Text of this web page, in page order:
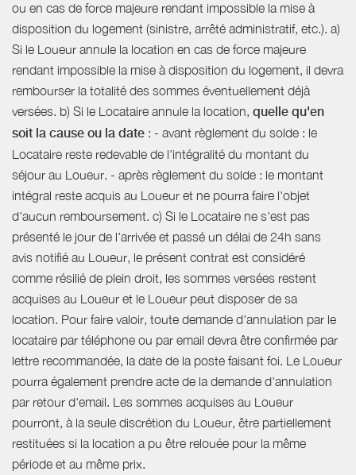
ou en cas de force majeure rendant impossible la mise à
disposition du logement (sinistre, arrêté administratif, etc.). a)
Si le Loueur annule la location en cas de force majeure
rendant impossible la mise à disposition du logement, il devra
rembourser la totalité des sommes éventuellement déjà
versées. b) Si le Locataire annule la location, quelle qu'en
soit la cause ou la date : - avant règlement du solde : le
Locataire reste redevable de l'intégralité du montant du
séjour au Loueur. - après règlement du solde : le montant
intégral reste acquis au Loueur et ne pourra faire l'objet
d'aucun remboursement. c) Si le Locataire ne s'est pas
présenté le jour de l'arrivée et passé un délai de 24h sans
avis notifié au Loueur, le présent contrat est considéré
comme résilié de plein droit, les sommes versées restent
acquises au Loueur et le Loueur peut disposer de sa
location. Pour faire valoir, toute demande d'annulation par le
locataire par téléphone ou par email devra être confirmée par
lettre recommandée, la date de la poste faisant foi. Le Loueur
pourra également prendre acte de la demande d'annulation
par retour d'email. Les sommes acquises au Loueur
pourront, à la seule discrétion du Loueur, être partiellement
restituées si la location a pu être relouée pour la même
période et au même prix.